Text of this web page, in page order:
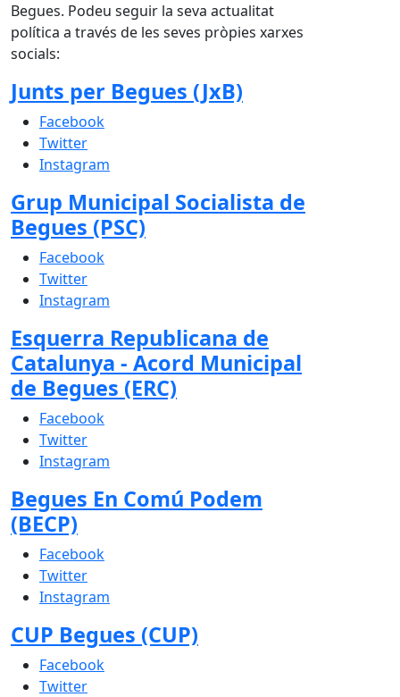
Begues. Podeu seguir la seva actualitat
política a través de les seves pròpies xarxes
socials:
Junts per Begues (JxB)
Facebook
Twitter
Instagram
Grup Municipal Socialista de
Begues (PSC)
Facebook
Twitter
Instagram
Esquerra Republicana de
Catalunya - Acord Municipal
de Begues (ERC)
Facebook
Twitter
Instagram
Begues En Comú Podem
(BECP)
Facebook
Twitter
Instagram
CUP Begues (CUP)
Facebook
Twitter